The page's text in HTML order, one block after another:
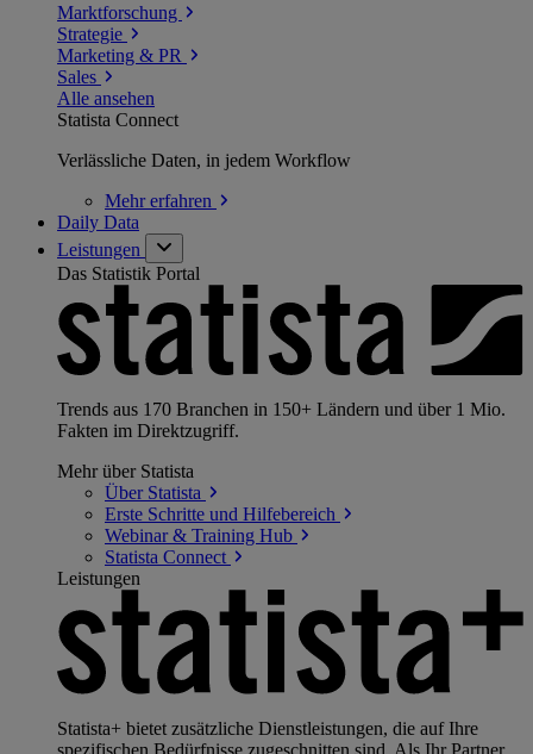
Marktforschung
Strategie
Marketing & PR
Sales
Alle ansehen
Statista Connect
Verlässliche Daten, in jedem Workflow
Mehrerfahren
Daily Data
Leistungen
Das Statistik Portal
Trends aus 170 Branchen in 150+ Ländern und über 1 Mio.
Fakten im Direktzugriff.
Mehr über Statista
Über Statista
Erste Schritte und Hilfebereich
Webinar & Training Hub
Statista Connect
Leistungen
Statista+ bietet zusätzliche Dienstleistungen, die auf Ihre
spezifischen Bedürfnisse zugeschnitten sind. Als Ihr Partner